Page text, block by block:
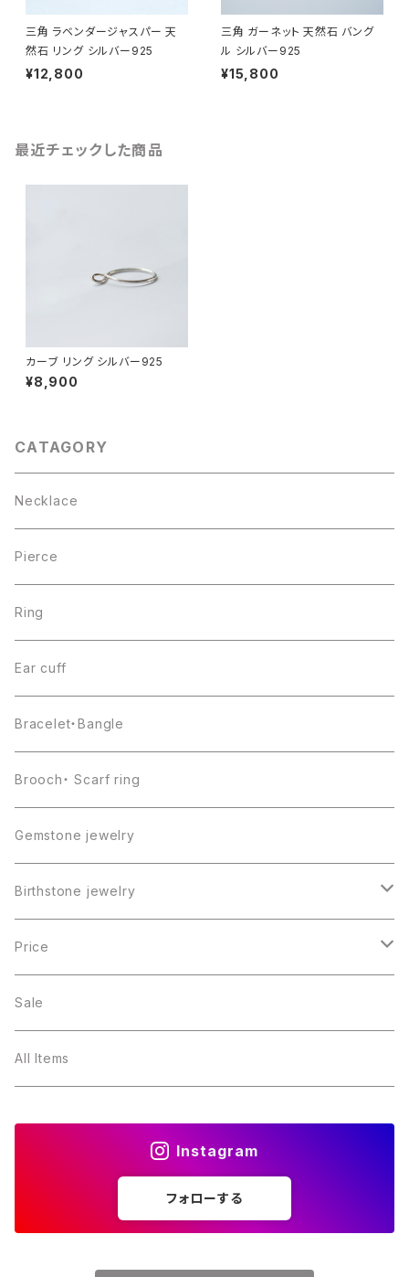
三角 ラベンダージャスパー 天
然石 リング シルバー925
¥12,800
三角 ガーネット 天然石 バング
ル シルバー925
¥15,800
最近チェックした商品
カーブ リング シルバー925
¥8,900
CATAGORY
Necklace
Pierce
Ring
Ear cuff
Bracelet・Bangle
Brooch・ Scarf ring
Gemstone jewelry
Birthstone jewelry
１月・ガーネット
２月・アメジスト
３月・アクアマリン
Price
～5000円
～10000円
Sale
All Items
Instagram
フォローする